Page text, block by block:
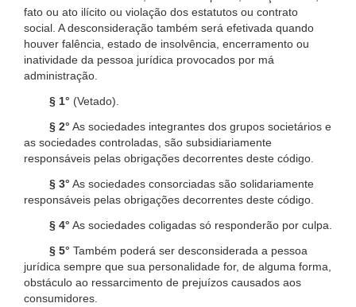
fato ou ato ilícito ou violação dos estatutos ou contrato
social. A desconsideração também será efetivada quando
houver falência, estado de insolvência, encerramento ou
inatividade da pessoa jurídica provocados por má
administração.
§ 1° (Vetado).
§ 2° As sociedades integrantes dos grupos societários e
as sociedades controladas, são subsidiariamente
responsáveis pelas obrigações decorrentes deste código.
§ 3° As sociedades consorciadas são solidariamente
responsáveis pelas obrigações decorrentes deste código.
§ 4° As sociedades coligadas só responderão por culpa.
§ 5° Também poderá ser desconsiderada a pessoa
jurídica sempre que sua personalidade for, de alguma forma,
obstáculo ao ressarcimento de prejuízos causados aos
consumidores.